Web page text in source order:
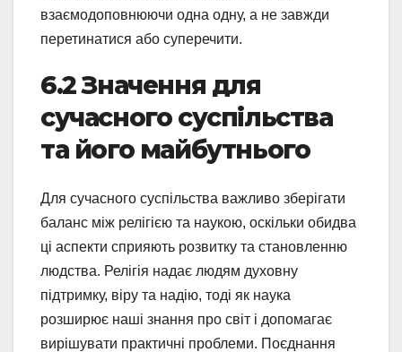
взаємодоповнюючи одна одну, а не завжди
перетинатися або суперечити.
6.2 Значення для
сучасного суспільства
та його майбутнього
Для сучасного суспільства важливо зберігати
баланс між релігією та наукою, оскільки обидва
ці аспекти сприяють розвитку та становленню
людства. Релігія надає людям духовну
підтримку, віру та надію, тоді як наука
розширює наші знання про світ і допомагає
вирішувати практичні проблеми. Поєднання